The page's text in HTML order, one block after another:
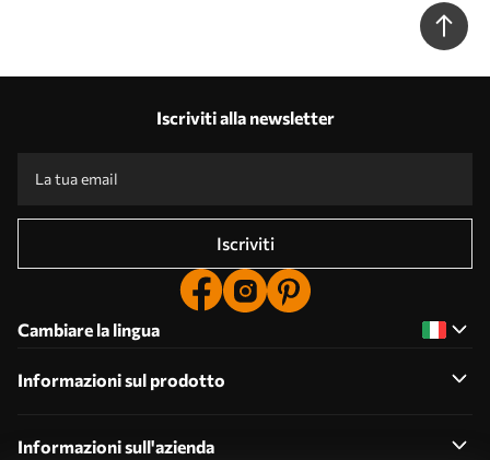
Iscriviti alla newsletter
Iscriviti
Cambiare la lingua
Informazioni sul prodotto
Informazioni sull'azienda